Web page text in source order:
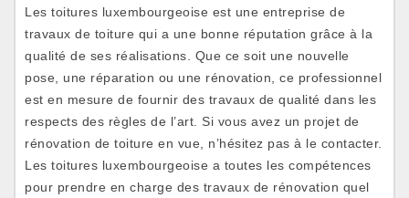
Les toitures luxembourgeoise est une entreprise de
travaux de toiture qui a une bonne réputation grâce à la
qualité de ses réalisations. Que ce soit une nouvelle
pose, une réparation ou une rénovation, ce professionnel
est en mesure de fournir des travaux de qualité dans les
respects des règles de l’art. Si vous avez un projet de
rénovation de toiture en vue, n’hésitez pas à le contacter.
Les toitures luxembourgeoise a toutes les compétences
pour prendre en charge des travaux de rénovation quel